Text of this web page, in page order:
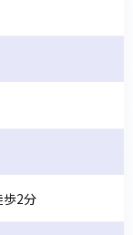
歩2分